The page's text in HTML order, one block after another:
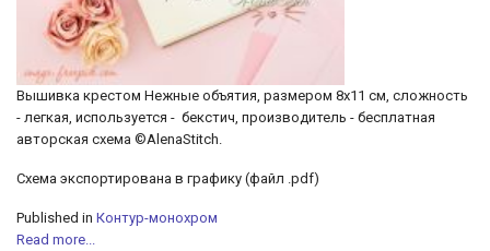
Вышивка крестом Нежные объятия, размером 8х11 см, сложность
- легкая, используется - бекстич, производитель - бесплатная
авторская схема ©AlenaStitch.
Схема экспортирована в графику (файл .pdf)
Published in Контур-монохром
Read more...